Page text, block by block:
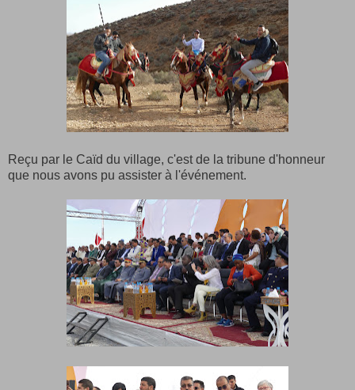
Reçu par le Caïd du village, c'est de la tribune d'honneur
que nous avons pu assister à l'événement.